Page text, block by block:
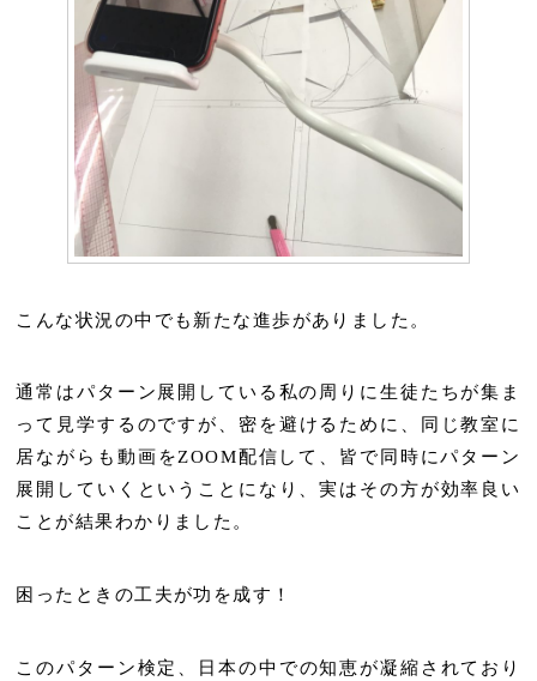
こんな状況の中でも新たな進歩がありました。
通常はパターン展開している私の周りに生徒たちが集ま
って見学するのですが、密を避けるために、同じ教室に
居ながらも動画をZOOM配信して、皆で同時にパターン
展開していくということになり、実はその方が効率良い
ことが結果わかりました。
困ったときの工夫が功を成す！
このパターン検定、日本の中での知恵が凝縮されており